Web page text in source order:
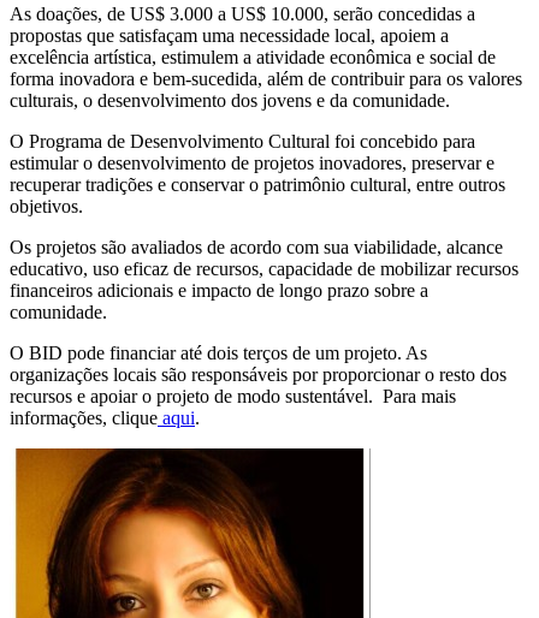
As doações, de US$ 3.000 a US$ 10.000, serão concedidas a
propostas que satisfaçam uma necessidade local, apoiem a
excelência artística, estimulem a atividade econômica e social de
forma inovadora e bem-sucedida, além de contribuir para os valores
culturais, o desenvolvimento dos jovens e da comunidade.
O Programa de Desenvolvimento Cultural foi concebido para
estimular o desenvolvimento de projetos inovadores, preservar e
recuperar tradições e conservar o patrimônio cultural, entre outros
objetivos.
Os projetos são avaliados de acordo com sua viabilidade, alcance
educativo, uso eficaz de recursos, capacidade de mobilizar recursos
financeiros adicionais e impacto de longo prazo sobre a
comunidade.
O BID pode financiar até dois terços de um projeto. As
organizações locais são responsáveis por proporcionar o resto dos
recursos e apoiar o projeto de modo sustentável. Para mais
informações, clique aqui.